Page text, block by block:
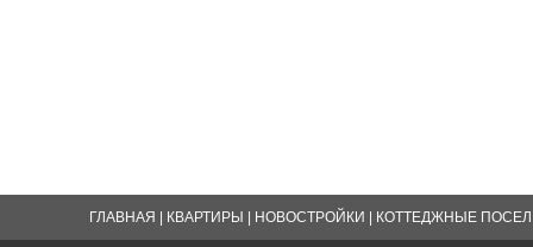
ГЛАВНАЯ КВАРТИРЫ НОВОСТРОЙКИ КОТТЕДЖНЫЕ